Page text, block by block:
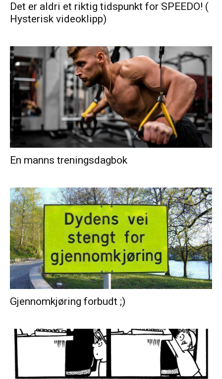
Det er aldri et riktig tidspunkt for SPEEDO! (
Hysterisk videoklipp)
En manns treningsdagbok
Gjennomkjøring forbudt ;)